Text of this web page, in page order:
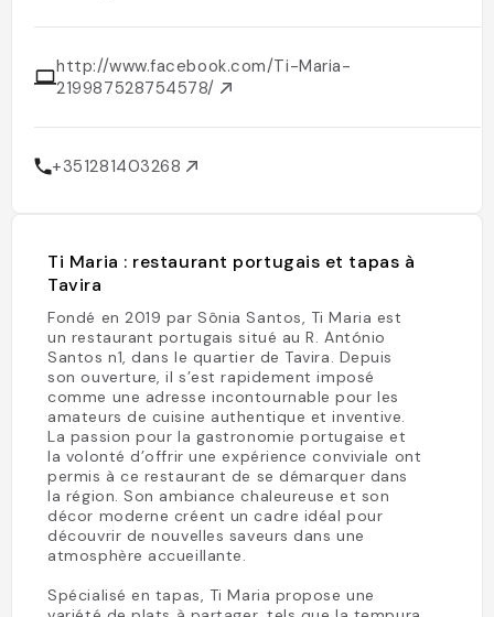
http://www.facebook.com/Ti-Maria-
219987528754578/
+351281403268
Ti Maria : restaurant portugais et tapas à
Tavira
Fondé en 2019 par Sônia Santos, Ti Maria est
un restaurant portugais situé au R. António
Santos n1, dans le quartier de Tavira. Depuis
son ouverture, il s’est rapidement imposé
comme une adresse incontournable pour les
amateurs de cuisine authentique et inventive.
La passion pour la gastronomie portugaise et
la volonté d’offrir une expérience conviviale ont
permis à ce restaurant de se démarquer dans
la région. Son ambiance chaleureuse et son
décor moderne créent un cadre idéal pour
découvrir de nouvelles saveurs dans une
atmosphère accueillante.
Spécialisé en tapas, Ti Maria propose une